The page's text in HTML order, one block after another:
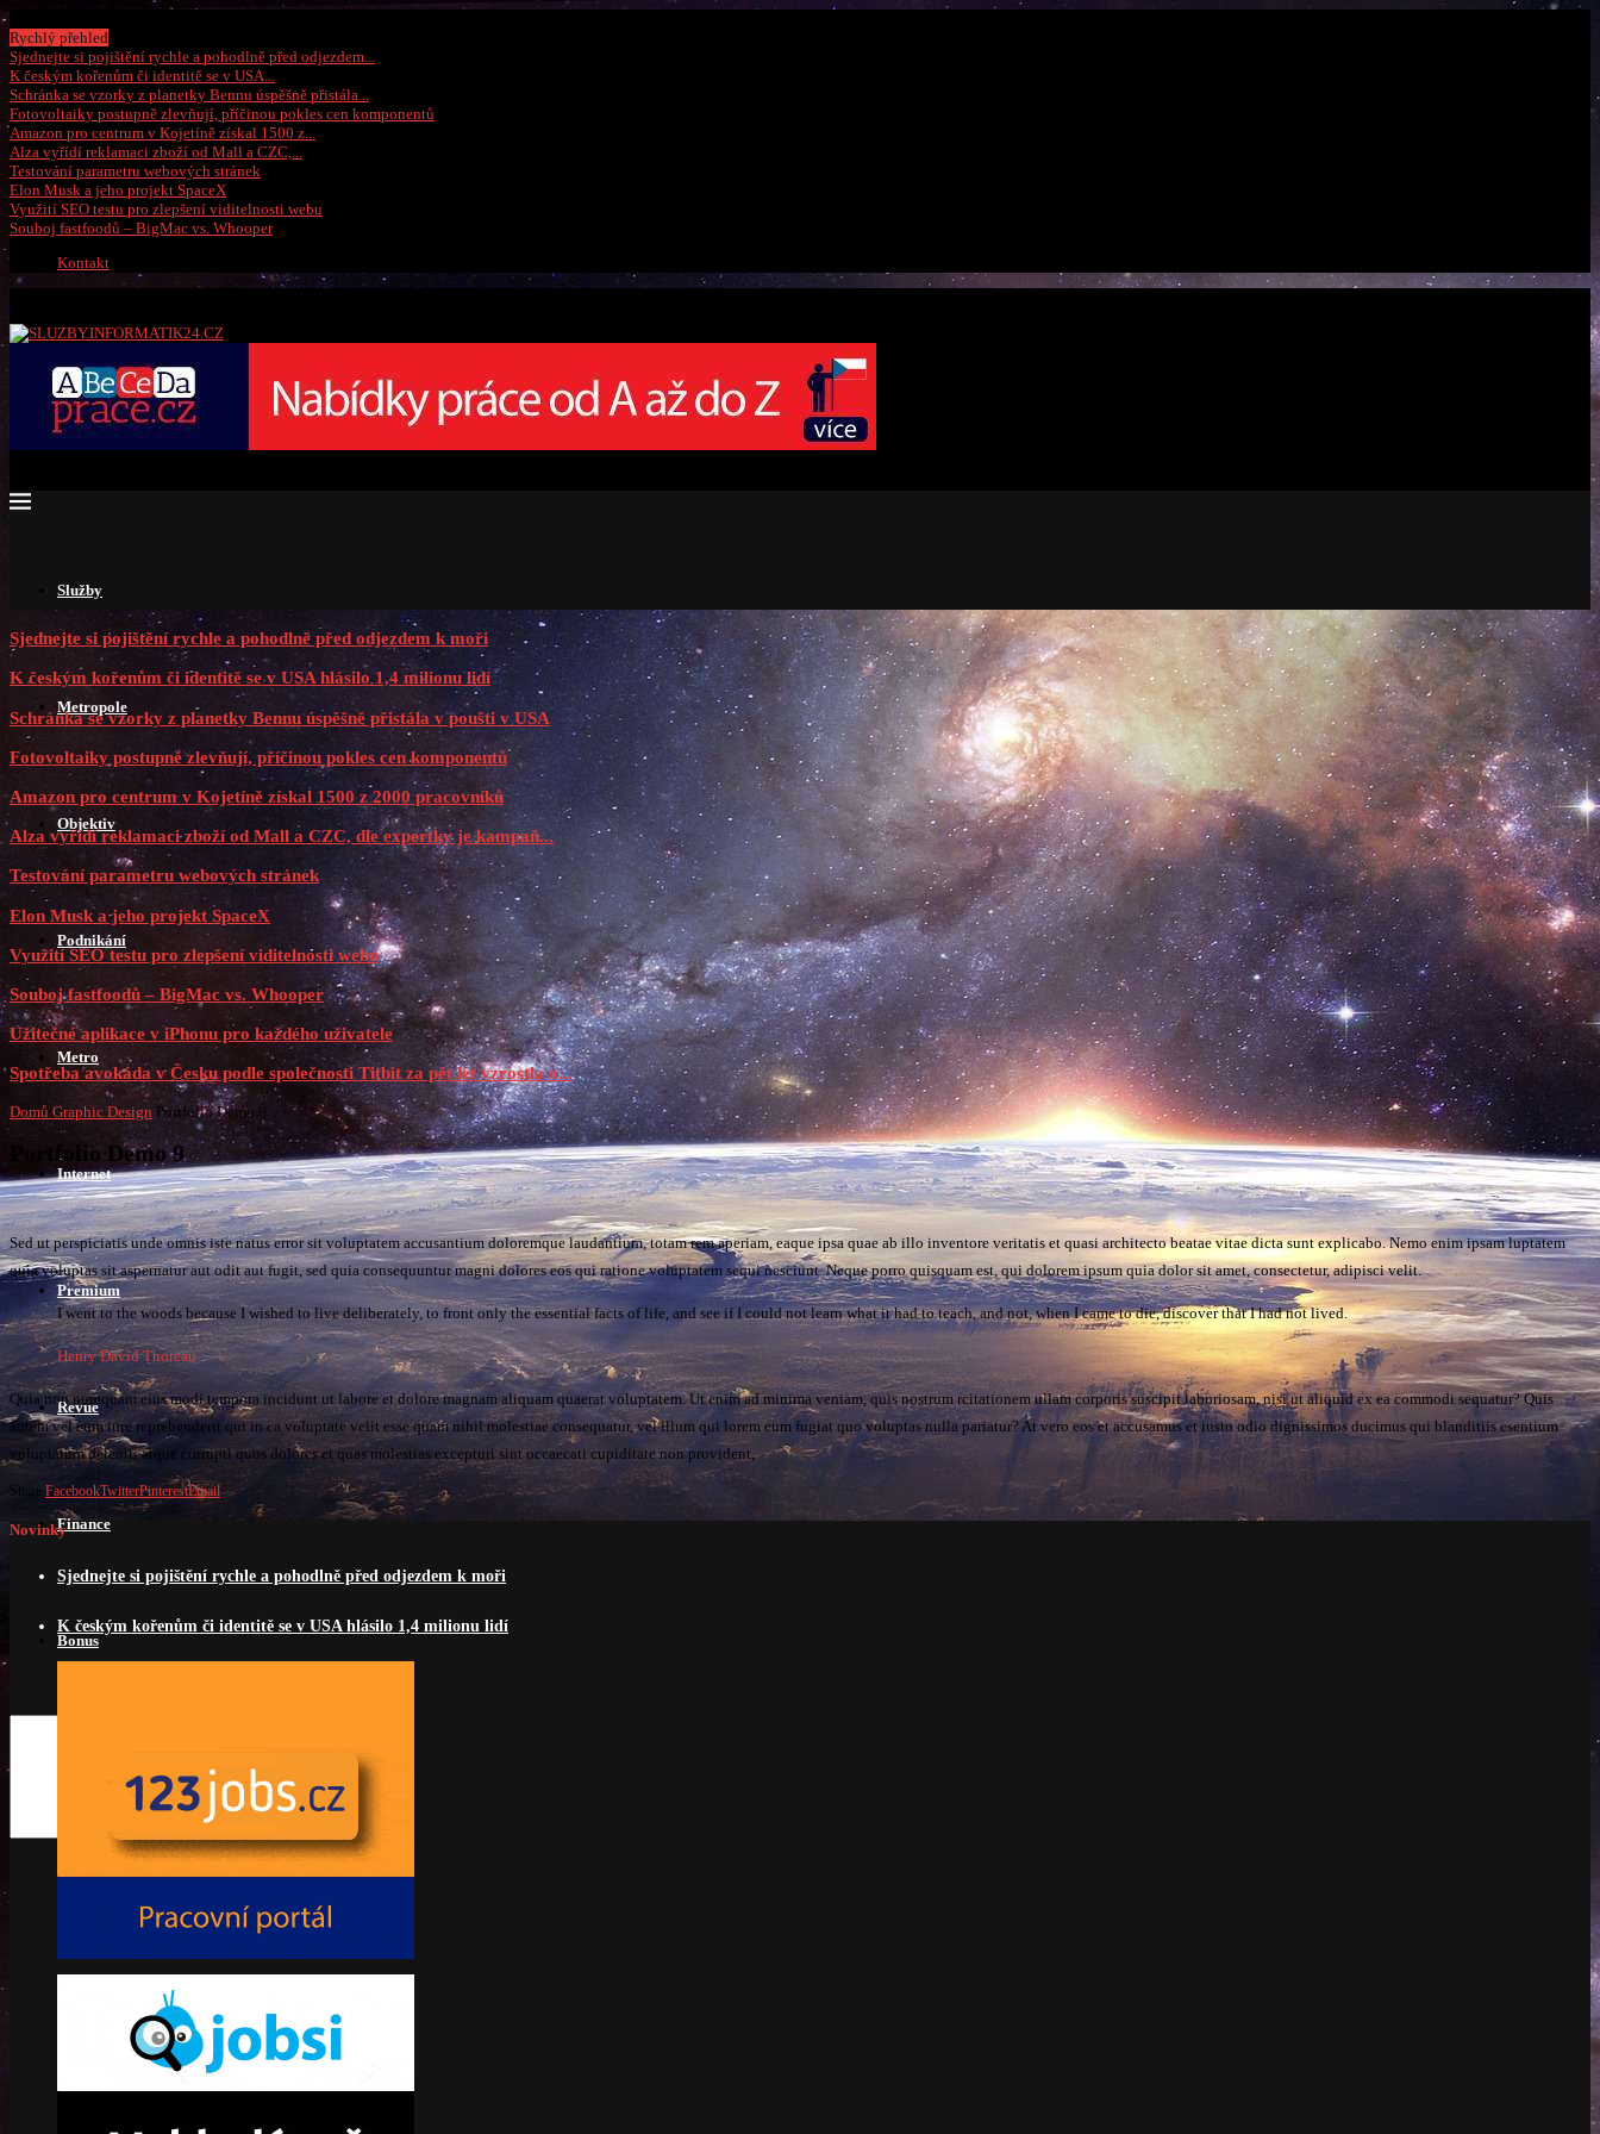
Rychlý přehled
Sjednejte si pojištění rychle a pohodlně před odjezdem...
K českým kořenům či identitě se v USA...
Schránka se vzorky z planetky Bennu úspěšně přistála...
Fotovoltaiky postupně zlevňují, příčinou pokles cen komponentů
Amazon pro centrum v Kojetíně získal 1500 z...
Alza vyřídí reklamaci zboží od Mall a CZC,...
Testování parametru webových stránek
Elon Musk a jeho projekt SpaceX
Využití SEO testu pro zlepšení viditelnosti webu
Souboj fastfoodů – BigMac vs. Whooper
Kontakt
Služby
Metropole
Objektiv
Podnikání
Metro
Internet
Premium
Revue
Finance
Bonus
Search
Sjednejte si pojištění rychle a pohodlně před odjezdem k moři
K českým kořenům či identitě se v USA hlásilo 1,4 milionu lidí
Schránka se vzorky z planetky Bennu úspěšně přistála v poušti v USA
Fotovoltaiky postupně zlevňují, příčinou pokles cen komponentů
Amazon pro centrum v Kojetíně získal 1500 z 2000 pracovníků
Alza vyřídí reklamaci zboží od Mall a CZC, dle expertky je kampaň...
Testování parametru webových stránek
Elon Musk a jeho projekt SpaceX
Využití SEO testu pro zlepšení viditelnosti webu
Souboj fastfoodů – BigMac vs. Whooper
Užitečné aplikace v iPhonu pro každého uživatele
Spotřeba avokáda v Česku podle společnosti Titbit za pět let vzrostla o...
Domů Graphic Design Portfolio Demo 9
Portfolio Demo 9
Sed ut perspiciatis unde omnis iste natus error sit voluptatem accusantium doloremque laudantium, totam rem aperiam, eaque ipsa quae ab illo inventore veritatis et quasi architecto beatae vitae dicta sunt explicabo. Nemo enim ipsam luptatem
quia voluptas sit aspernatur aut odit aut fugit, sed quia consequuntur magni dolores eos qui ratione voluptatem sequi nesciunt. Neque porro quisquam est, qui dolorem ipsum quia dolor sit amet, consectetur, adipisci velit.
I went to the woods because I wished to live deliberately, to front only the essential facts of life, and see if I could not learn what it had to teach, and not, when I came to die, discover that I had not lived.
Henry David Thoreau
Quia non numquam eius modi tempora incidunt ut labore et dolore magnam aliquam quaerat voluptatem. Ut enim ad minima veniam, quis nostrum rcitationem ullam corporis suscipit laboriosam, nisi ut aliquid ex ea commodi sequatur? Quis
autem vel eum iure reprehenderit qui in ea voluptate velit esse quam nihil molestiae consequatur, vel illum qui lorem eum fugiat quo voluptas nulla pariatur? At vero eos et accusamus et iusto odio dignissimos ducimus qui blanditiis esentium
voluptatum deleniti atque corrupti quos dolores et quas molestias excepturi sint occaecati cupiditate non provident,
Share FacebookTwitterPinterestEmail
Novinky
Sjednejte si pojištění rychle a pohodlně před odjezdem k moři
K českým kořenům či identitě se v USA hlásilo 1,4 milionu lidí